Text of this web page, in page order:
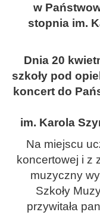
w
stopnia im.
Dnia 20
szkoły pod
koncert do
im. Karola
Na miejscu
koncertowej i z
muzyczny
Szkoły
przywitała